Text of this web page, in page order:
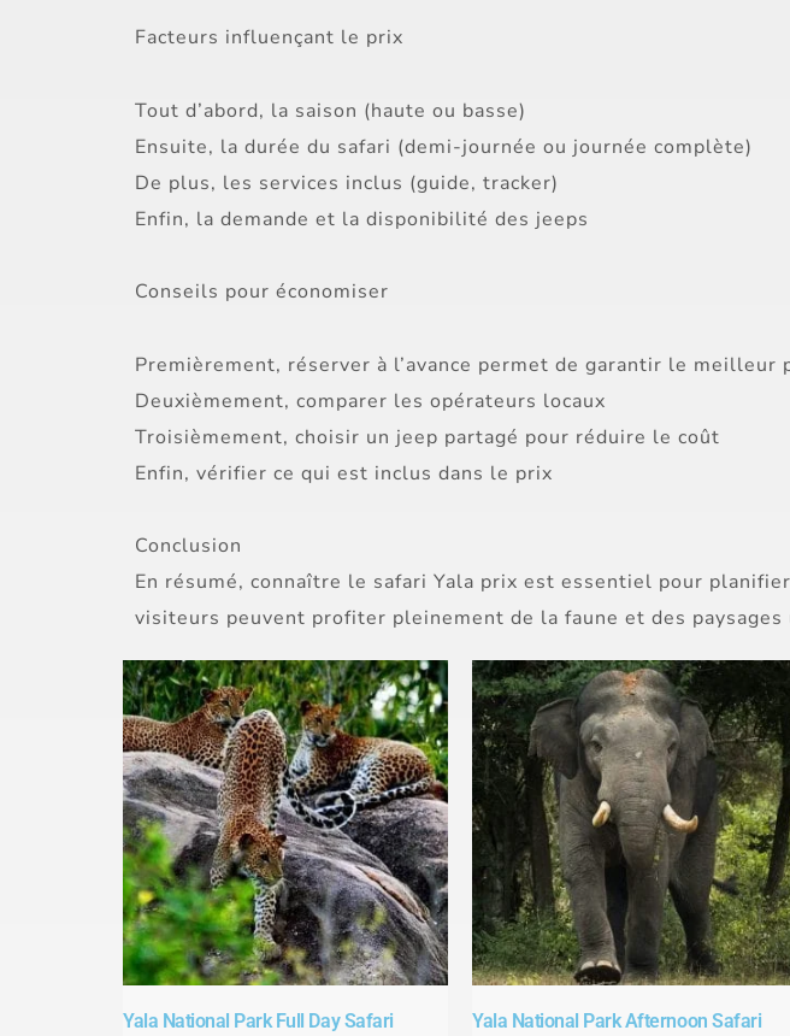
Facteurs influençant le prix
Tout d’abord, la saison (haute ou basse)
Ensuite, la durée du safari (demi-journée ou journée complète)
De plus, les services inclus (guide, tracker)
Enfin, la demande et la disponibilité des jeeps
Conseils pour économiser
Premièrement, réserver à l’avance permet de garantir le meilleur
Deuxièmement, comparer les opérateurs locaux
Troisièmement, choisir un jeep partagé pour réduire le coût
Enfin, vérifier ce qui est inclus dans le prix
Conclusion
En résumé, connaître le safari Yala prix est essentiel pour
visiteurs peuvent profiter pleinement de la faune et des paysages
Yala National Park Full Day Safari​
Yala National Park Afternoon Safari​